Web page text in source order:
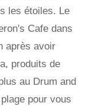
les étoiles. Le
Cafe dans
après avoir
produits de
au Drum and
pour vous